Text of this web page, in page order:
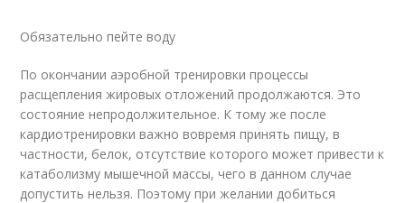
Обязательно пейте воду
По окончании аэробной тренировки процессы
расщепления жировых отложений продолжаются. Это
состояние непродолжительное. К тому же после
кардиотренировки важно вовремя принять пищу, в
частности, белок, отсутствие которого может привести к
катаболизму мышечной массы, чего в данном случае
допустить нельзя. Поэтому при желании добиться